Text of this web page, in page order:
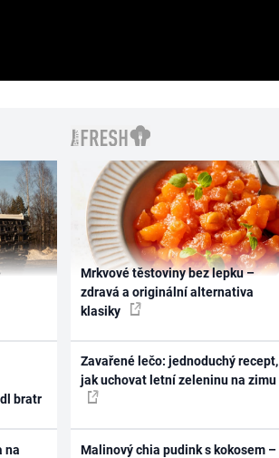
bratr
na
Mrkvové těstoviny bez lepku –
zdravá a originální alternativa
klasiky
Zavařené lečo: jednoduchý recept,
jak uchovat letní zeleninu na zimu
Malinový chia pudink s kokosem –